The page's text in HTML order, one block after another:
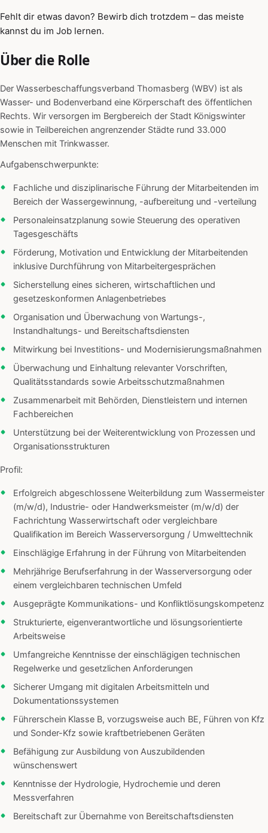
Fehlt dir etwas davon? Bewirb dich trotzdem – das meiste
kannst du im Job lernen.
Über die Rolle
Der Wasserbeschaffungsverband Thomasberg (WBV) ist als
Wasser- und Bodenverband eine Körperschaft des öffentlichen
Rechts. Wir versorgen im Bergbereich der Stadt Königswinter
sowie in Teilbereichen angrenzender Städte rund 33.000
Menschen mit Trinkwasser.
Aufgabenschwerpunkte:
Fachliche und disziplinarische Führung der Mitarbeitenden im
Bereich der Wassergewinnung, -aufbereitung und -verteilung
Personaleinsatzplanung sowie Steuerung des operativen
Tagesgeschäfts
Förderung, Motivation und Entwicklung der Mitarbeitenden
inklusive Durchführung von Mitarbeitergesprächen
Sicherstellung eines sicheren, wirtschaftlichen und
gesetzeskonformen Anlagenbetriebes
Organisation und Überwachung von Wartungs-,
Instandhaltungs- und Bereitschaftsdiensten
Mitwirkung bei Investitions- und Modernisierungsmaßnahmen
Überwachung und Einhaltung relevanter Vorschriften,
Qualitätsstandards sowie Arbeitsschutzmaßnahmen
Zusammenarbeit mit Behörden, Dienstleistern und internen
Fachbereichen
Unterstützung bei der Weiterentwicklung von Prozessen und
Organisationsstrukturen
Profil:
Erfolgreich abgeschlossene Weiterbildung zum Wassermeister
(m/w/d), Industrie- oder Handwerksmeister (m/w/d) der
Fachrichtung Wasserwirtschaft oder vergleichbare
Qualifikation im Bereich Wasserversorgung / Umwelttechnik
Einschlägige Erfahrung in der Führung von Mitarbeitenden
Mehrjährige Berufserfahrung in der Wasserversorgung oder
einem vergleichbaren technischen Umfeld
Ausgeprägte Kommunikations- und Konfliktlösungskompetenz
Strukturierte, eigenverantwortliche und lösungsorientierte
Arbeitsweise
Umfangreiche Kenntnisse der einschlägigen technischen
Regelwerke und gesetzlichen Anforderungen
Sicherer Umgang mit digitalen Arbeitsmitteln und
Dokumentationssystemen
Führerschein Klasse B, vorzugsweise auch BE, Führen von Kfz
und Sonder-Kfz sowie kraftbetriebenen Geräten
Befähigung zur Ausbildung von Auszubildenden
wünschenswert
Kenntnisse der Hydrologie, Hydrochemie und deren
Messverfahren
Bereitschaft zur Übernahme von Bereitschaftsdiensten